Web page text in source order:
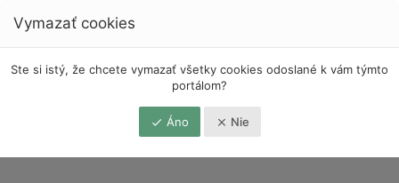
Vymazať cookies
Ste si istý, že chcete vymazať všetky cookies odoslané k vám týmto
portálom?
Áno Nie